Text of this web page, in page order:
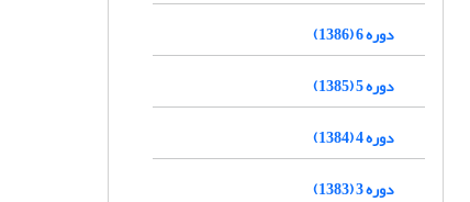
دوره 6 (1386)
دوره 5 (1385)
دوره 4 (1384)
دوره 3 (1383)